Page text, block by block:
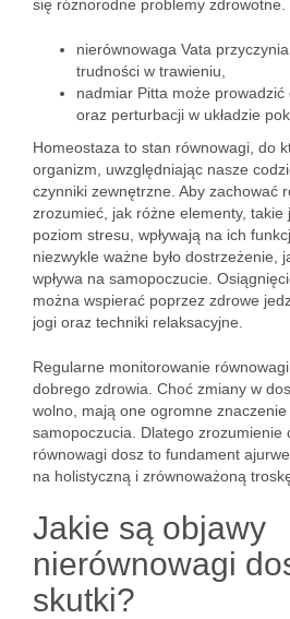
się różnorodne problemy zdrowotne.
nierównowaga Vata
trudności w trawieniu,
nadmiar Pitta może
oraz perturbacji w układzie
Homeostaza to stan równowagi, do
organizm, uwzględniając nasze
czynniki zewnętrzne. Aby zachować
zrozumieć, jak różne elementy,
poziom stresu, wpływają na ich
niezwykle ważne było dostrzeżenie,
wpływa na samopoczucie.
można wspierać poprzez zdrowe
jogi oraz techniki relaksacyjne.
Regularne monitorowanie
dobrego zdrowia. Choć zmiany w
wolno, mają one ogromne
samopoczucia. Dlatego zrozumienie
równowagi dosz to fundament
na holistyczną i zrównoważoną
Jakie są objawy
nierównowagi
skutki?